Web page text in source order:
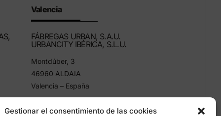
Gestionar el consentimiento de las cookies
Valencia
FÁBREGAS URBAN, S.A.U.
URBANCITY IBÉRICA, S.L.U.
Montdúber, 3
46960 ALDAIA
Valencia – España